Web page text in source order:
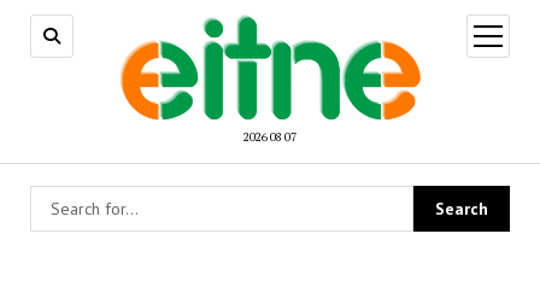
2026 08 07
open
menu